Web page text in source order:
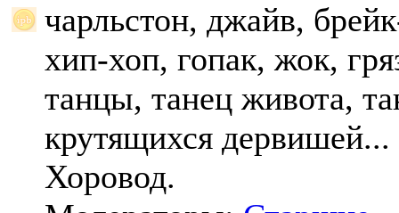
чарльстон, джайв,
хип-хоп, гопак, жок,
танцы, танец живота,
крутящихся дервишей...
Хоровод.